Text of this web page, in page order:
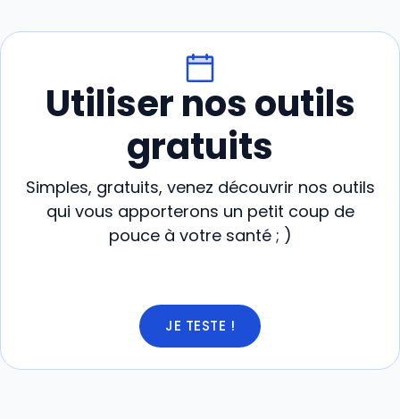
Utiliser nos outils
gratuits
Simples, gratuits, venez découvrir nos outils
qui vous apporterons un petit coup de
pouce à votre santé ; )
JE TESTE !